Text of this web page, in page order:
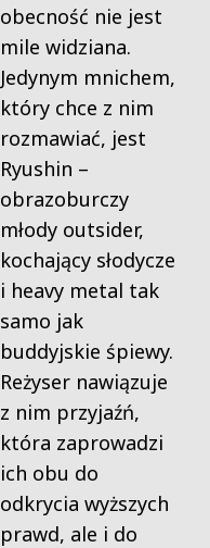
obecność nie jest
mile widziana.
Jedynym mnichem,
który chce z nim
rozmawiać, jest
Ryushin –
obrazoburczy
młody outsider,
kochający słodycze
i heavy metal tak
samo jak
buddyjskie śpiewy.
Reżyser nawiązuje
z nim przyjaźń,
która zaprowadzi
ich obu do
odkrycia wyższych
prawd, ale i do